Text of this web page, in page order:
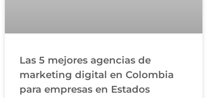
Las 5 mejores agencias de
marketing digital en Colombia
para empresas en Estados